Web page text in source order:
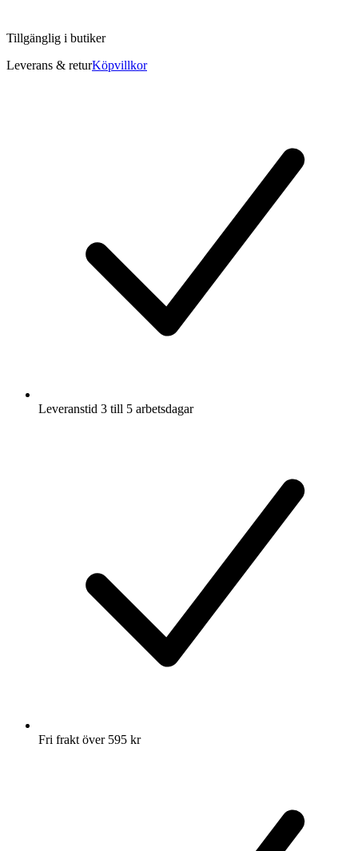
Tillgänglig i butiker
Leverans & returKöpvillkor
Leveranstid 3 till 5 arbetsdagar
Fri frakt över 595 kr